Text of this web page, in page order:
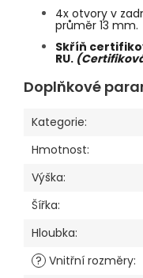
4x otvory v
průměr 13 mm.
Skříň
RU.
Doplňkové
Kategorie:
Hmotnost:
Výška:
Šířka:
Hloubka:
? Vnitřní rozměry: